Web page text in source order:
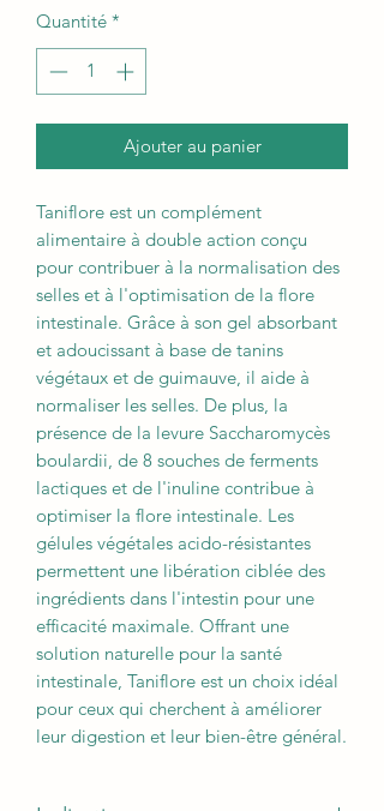
Quantité *
Ajouter au panier
Taniflore est un complément
alimentaire à double action conçu
pour contribuer à la normalisation des
selles et à l'optimisation de la flore
intestinale. Grâce à son gel absorbant
et adoucissant à base de tanins
végétaux et de guimauve, il aide à
normaliser les selles. De plus, la
présence de la levure Saccharomycès
boulardii, de 8 souches de ferments
lactiques et de l'inuline contribue à
optimiser la flore intestinale. Les
gélules végétales acido-résistantes
permettent une libération ciblée des
ingrédients dans l'intestin pour une
efficacité maximale. Offrant une
solution naturelle pour la santé
intestinale, Taniflore est un choix idéal
pour ceux qui cherchent à améliorer
leur digestion et leur bien-être général.